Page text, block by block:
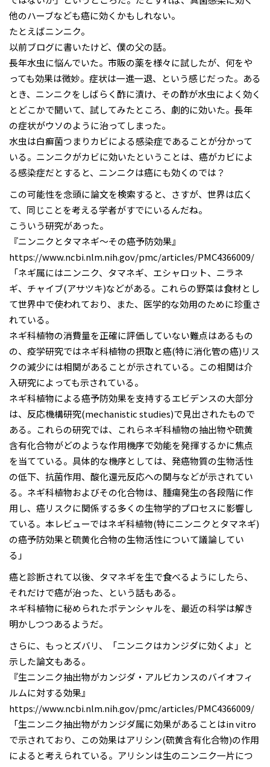
他のハーブなども癌に効くかもしれない。
たとえばニンニク。
以前ブログに書いたけど、僕の父の話。
長年水虫に悩んでいた。市販の薬を様々に試したが、何をや
っても効果は微妙。症状は一進一退、という感じだった。ある
とき、ニンニクをしばらく酢に漬け、その酢が水虫によく効く
とどこかで聞いて、試してみたところ、劇的に効いた。長年
の症状がウソのように治ってしまった。
水虫は白癬菌つまりカビによる感染症であることが分かって
いる。ニンニクがカビに効いたということは、癌がカビによ
る感染症だとすると、ニンニクは癌にも効くのでは？
この可能性を念頭に論文を検索すると、さすが、世界は広く
て、同じことを考える学者がすでにいるんだね。
こういう研究があった。
『ニンニクとタマネギ～その癌予防効果』
https://www.ncbi.nlm.nih.gov/pmc/articles/PMC4366009/
「ネギ属にはニンニク、タマネギ、エシャロット、ニラネ
ギ、チャイブ(アサツキ)などがある。これらの野菜は食材とし
て世界中で使われており、また、医学的な効用のために珍重さ
れている。
ネギ科植物の消費量を正確に評価していない難点はあるもの
の、疫学研究ではネギ科植物の摂取と癌(特に消化管の癌)リス
クの減少には相関があることが示されている。この相関は介
入研究によっても示されている。
ネギ科植物による癌予防効果を支持するエビデンスの大部分
は、反応機構研究(mechanistic studies)で見出されたもので
ある。これらの研究では、これらネギ科植物の抽出物や硫黄
含有化合物がどのような作用機序で効能を発揮するかに焦点
を当てている。具体的な機序としては、発癌物質の生物活性
の低下、抗菌作用、酸化還元反応への関与などが示されてい
る。ネギ科植物およびその化合物は、腫瘍発生の各段階に作
用し、癌リスクに関係する多くの生物学的プロセスに影響し
ている。本レビューではネギ科植物(特にニンニクとタマネギ)
の癌予防効果と硫黄化合物の生物活性について議論してい
る」
癌と診断されて以後、タマネギを生で食べるようにしたら、
それだけで癌が治った、という話もある。
ネギ科植物に秘められたポテンシャルを、最近の科学は解き
明かしつつあるようだ。
さらに、もっとズバリ、「ニンニクはカンジダに効くよ」と
示した論文もある。
『生ニンニク抽出物がカンジダ・アルビカンスのバイオフィ
ルムに対する効果』
https://www.ncbi.nlm.nih.gov/pmc/articles/PMC4366009/
「生ニンニク抽出物がカンジダ属に効果があることはin vitro
で示されており、この効果はアリシン(硫黄含有化合物)の作用
によると考えられている。アリシンは生のニンニク一片につ